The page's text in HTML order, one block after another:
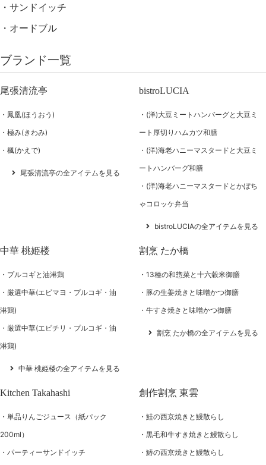
サンドイッチ
オードブル
ブランド一覧
尾張清流亭
鳳凰(ほうおう)
極み(きわみ)
楓(かえで)
尾張清流亭の全アイテムを見る
bistroLUCIA
(洋)大豆ミートハンバーグと大豆ミ
ート厚切りハムカツ和膳
(洋)海老ハニーマスタードと大豆ミ
ートハンバーグ和膳
(洋)海老ハニーマスタードとかぼち
ゃコロッケ弁当
bistroLUCIAの全アイテムを見る
中華 桃姫楼
プルコギと油淋鶏
厳選中華(エビマヨ・プルコギ・油
淋鶏)
厳選中華(エビチリ・プルコギ・油
淋鶏)
中華 桃姫楼の全アイテムを見る
割烹 たか橋
13種の和惣菜と十六穀米御膳
豚の生姜焼きと味噌かつ御膳
牛すき焼きと味噌かつ御膳
割烹 たか橋の全アイテムを見る
Kitchen Takahashi
単品りんごジュース（紙パック
200ml）
パーティーサンドイッチ
創作割烹 東雲
鮭の西京焼きと鰻散らし
黒毛和牛すき焼きと鰻散らし
鰆の西京焼きと鰻散らし